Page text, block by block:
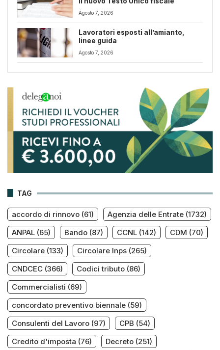
Agosto 7, 2026
Lavoratori esposti all’amianto,
linee guida
Agosto 7, 2026
TAG
accordo di rinnovo (61) Agenzia delle Entrate (1732)
ANPAL (65) Bando (87) CCNL (142) CDM (70)
Circolare (133) Circolare Inps (265)
CNDCEC (366) Codici tributo (86)
Commercialisti (69)
concordato preventivo biennale (59)
Consulenti del Lavoro (97) CPB (54)
Credito d'imposta (76) Decreto (251)